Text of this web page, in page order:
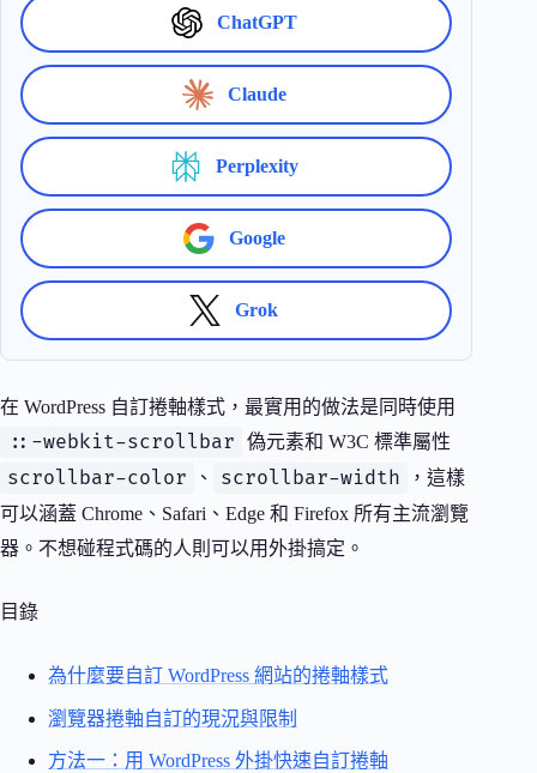
ChatGPT
Claude
Perplexity
Google
Grok
在 WordPress 自訂捲軸樣式，最實用的做法是同時使用
::-webkit-scrollbar 偽元素和 W3C 標準屬性
scrollbar-color 、 scrollbar-width
，這樣
可以涵蓋 Chrome、Safari、Edge 和 Firefox 所有主流瀏覽
器。不想碰程式碼的人則可以用外掛搞定。
目錄
為什麼要自訂 WordPress 網站的捲軸樣式
瀏覽器捲軸自訂的現況與限制
方法一：用 WordPress 外掛快速自訂捲軸